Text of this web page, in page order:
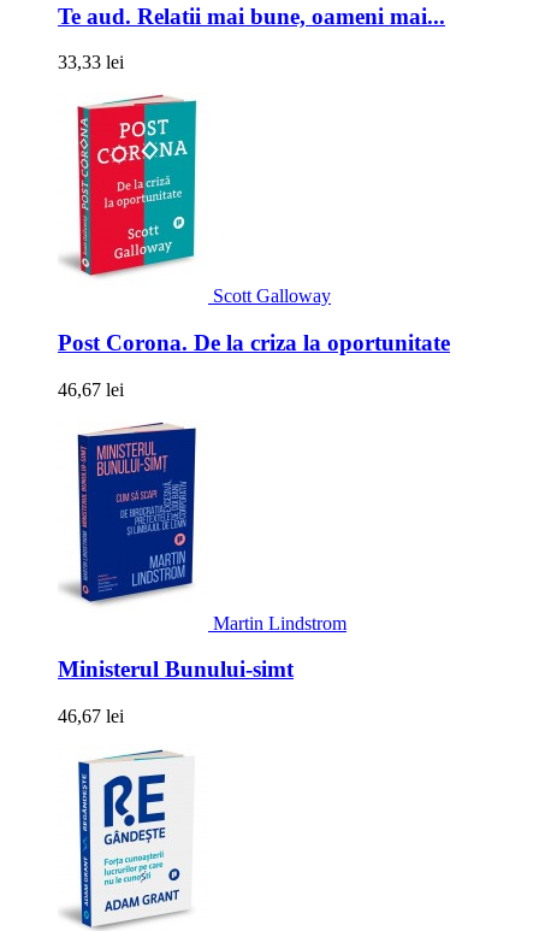
Te aud. Relatii mai bune, oameni mai...
33,33 lei
Scott Galloway
Post Corona. De la criza la oportunitate
46,67 lei
Martin Lindstrom
Ministerul Bunului-simt
46,67 lei